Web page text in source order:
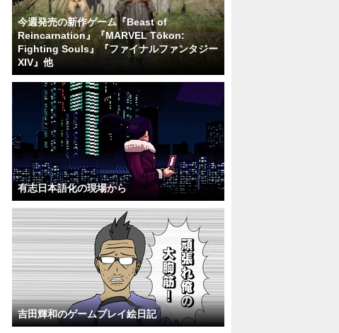
今週発売の新作ゲーム『Beast of
Reincarnation』『MARVEL Tōkon:
Fighting Souls』『ファイナルファンタジー
XIV』他
有志日本語化の現場から
吉田輝和のゲームプレイ絵日記